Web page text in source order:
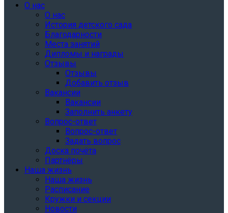
О нас
О нас
История детского сада
Благодарности
Места занятий
Дипломы и награды
Отзывы
Отзывы
Добавить отзыв
Вакансии
Вакансии
Заполнить анкету
Вопрос-ответ
Вопрос-ответ
Задать вопрос
Доска почёта
Партнёры
Наша жизнь
Наша жизнь
Расписание
Кружки и секции
Новости